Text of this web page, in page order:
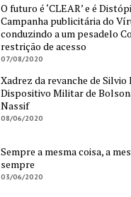
O futuro é ‘CLEAR’ e é
Campanha publicitária do
conduzindo a um pesadelo
restrição de acesso
07/08/2020
Xadrez da revanche de Silvio
Dispositivo Militar de
Nassif
08/06/2020
Sempre a mesma coisa, a
sempre
03/06/2020